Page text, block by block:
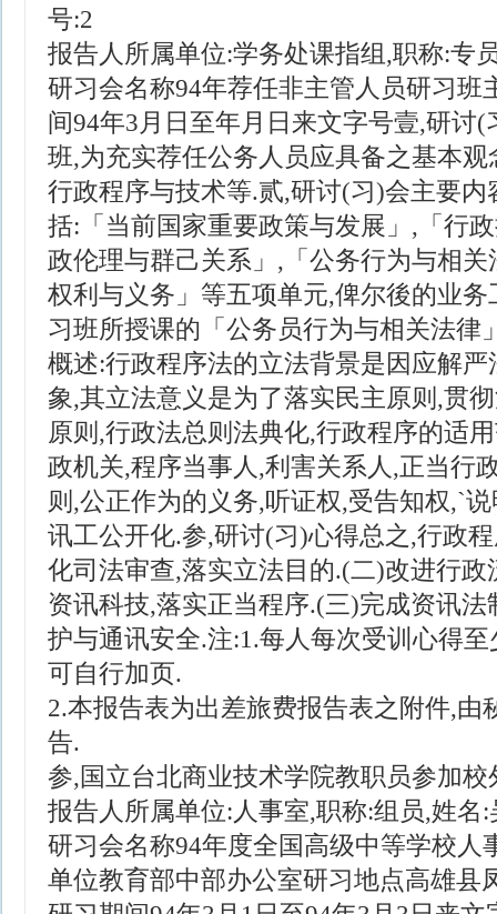
号:2
报告人所属单位:学务处课指组,职称:专
研习会名称94年荐任非主管人员研习班
间94年3月日至年月日来文字号壹,研讨
班,为充实荐任公务人员应具备之基本
行政程序与技术等.贰,研讨(习)会主要
括:「当前国家重要政策与发展」,「行
政伦理与群己关系」,「公务行为与相
权利与义务」等五项单元,俾尔後的业
习班所授课的「公务员行为与相关法律
概述:行政程序法的立法背景是因应解
象,其立法意义是为了落实民主原则,贯
原则,行政法总则法典化,行政程序的适
政机关,程序当事人,利害关系人,正当行
则,公正作为的义务,听证权,受告知权,`
讯工公开化.参,研讨(习)心得总之,行政
化司法审查,落实立法目的.(二)改进行
资讯科技,落实正当程序.(三)完成资讯
护与通讯安全.注:1.每人每次受训心得
可自行加页.
2.本报告表为出差旅费报告表之附件,由
告.
参,国立台北商业技术学院教职员参加
报告人所属单位:人事室,职称:组员,姓名:
研习会名称94年度全国高级中等学校人
单位教育部中部办公室研习地点高雄县